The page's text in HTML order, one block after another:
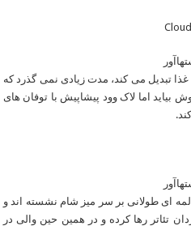
تبدیل می کند، مدت زیادی نمی گذرد که
بیاید اما لاک وود پیشاپیش با توفان های
ای طولانی بر سر میز شام نشسته اند و
تئاتر رها کرده و در همین حین والی در